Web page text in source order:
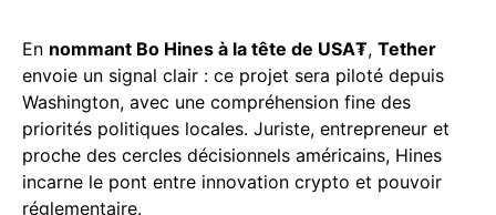
En nommant Bo Hines à la tête de USA₮, Tether
envoie un signal clair : ce projet sera piloté depuis
Washington, avec une compréhension fine des
priorités politiques locales. Juriste, entrepreneur et
proche des cercles décisionnels américains, Hines
incarne le pont entre innovation crypto et pouvoir
réglementaire.